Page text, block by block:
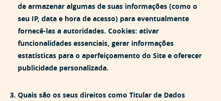
de armazenar algumas de suas informações (como o
seu IP, data e hora de acesso) para eventualmente
fornecê-las a autoridades. Cookies: ativar
funcionalidades essenciais, gerar informações
estatísticas para o aperfeiçoamento do Site e oferecer
publicidade personalizada.
3. Quais são os seus direitos como Titular de Dados